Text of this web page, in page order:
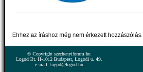
Ehhez az íráshoz még nem érkezett hozzászólás.
© Copyright szechenyiforum.hu
Logod Bt. H-1012 Budapest, Logodi u. 49.
e-mail: logod@logod.hu